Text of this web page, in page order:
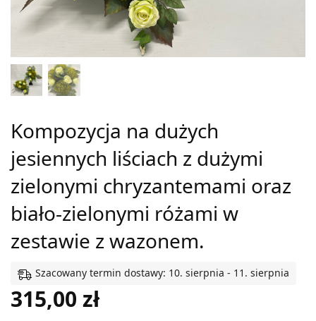
Kompozycja na dużych
jesiennych liściach z dużymi
zielonymi chryzantemami oraz
biało-zielonymi różami w
zestawie z wazonem.
Szacowany termin dostawy: 10. sierpnia - 11. sierpnia
315,00zł